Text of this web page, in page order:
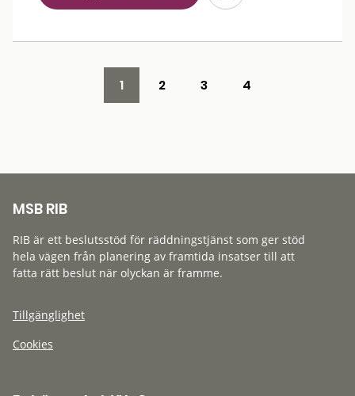
1 2 3 4
MSB RIB
RIB är ett beslutsstöd för räddningstjänst som ger stöd
hela vägen från planering av framtida insatser till att
fatta rätt beslut när olyckan är framme.
Tillgänglighet
Cookies